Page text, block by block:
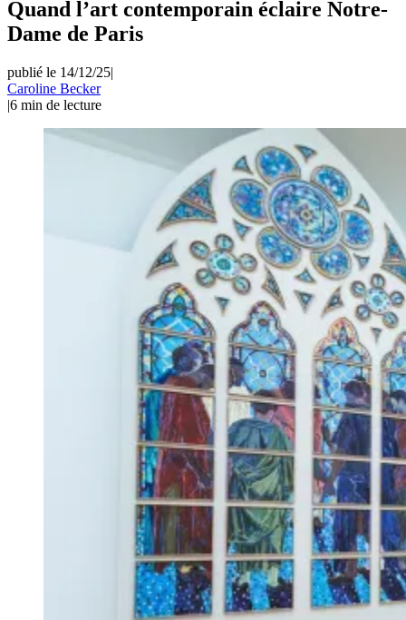
Quand l’art contemporain éclaire Notre-
Dame de Paris
publié le 14/12/25|
Caroline Becker
|6 min de lecture